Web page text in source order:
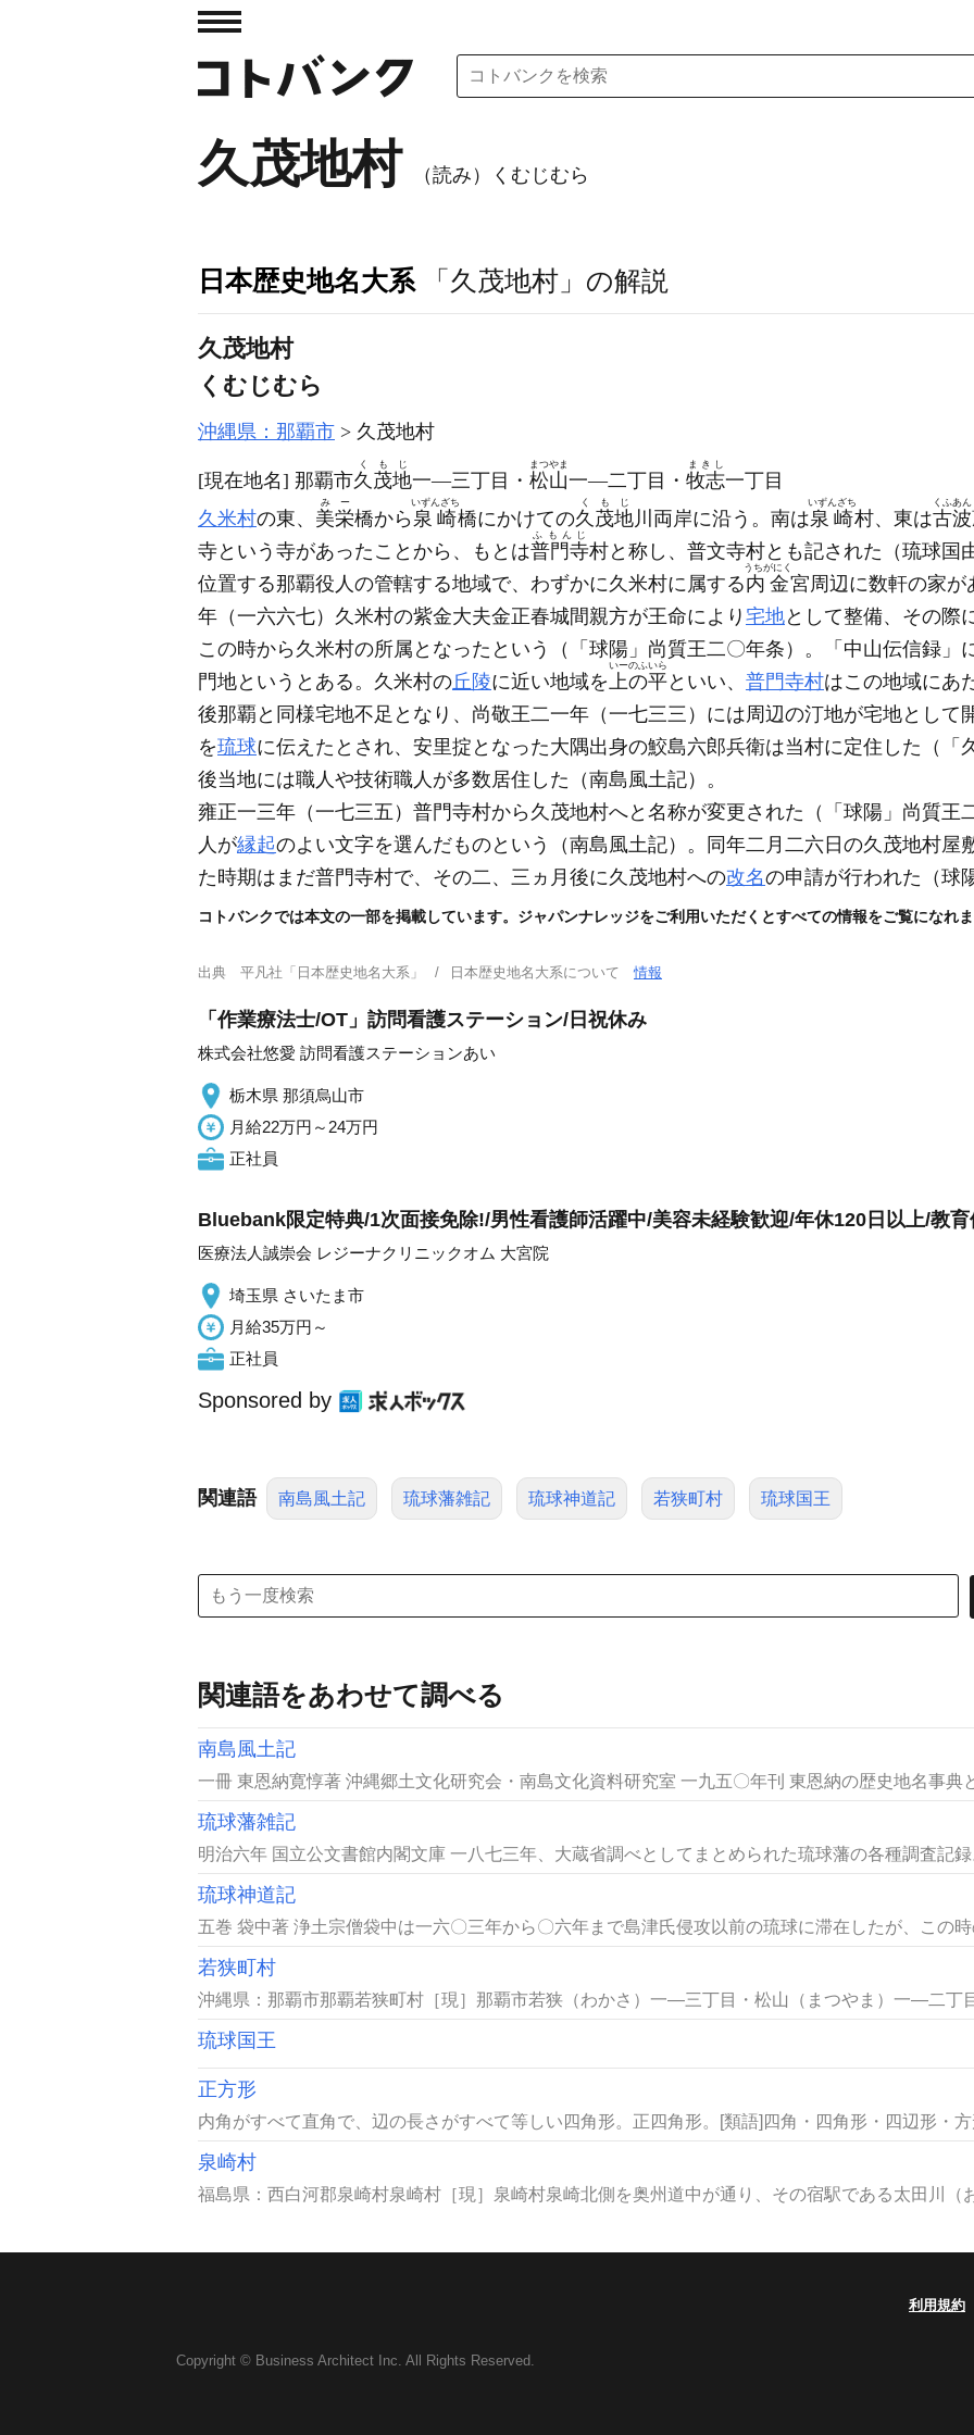
久茂地村 （読み）くむじむら
日本歴史地名大系 「久茂地村」の解説
久茂地村
くむじむら
沖縄県：那覇市 久茂地村
[現在地名] 那覇市久茂地
くもじ
一―三丁目・ 松山
まつやま
一―二丁目・ 牧志
まきし
一丁目
久米村の東、 美栄
みー
橋から 泉崎
いずんざち
橋にかけての久茂地
くもじ
川両岸に沿う。南は泉崎
いずんざち
村、東は古
くふあ
寺という寺があったことから、もとは普門寺
ふもんじ
村と称し、普文寺村とも記された （琉球国
位置する那覇役人の管轄する地域で、わずかに久米村に属する内金
うちがにく
宮周辺に数軒の家
年 （一六六七） 久米村の紫金大夫金正春城間親方が王命により 宅地として整備、その際
この時から久米村の所属となったという
（「球陽」尚質王二〇年条） 。「中山伝信録」
門地というとある。久米村の丘陵に近い地域を上の平
いーのふいら
といい、 普門寺村はこの地域にあ
後那覇と同様宅地不足となり、尚敬王二一年 （一七三三） には周辺の汀地が宅地として
を琉球に伝えたとされ、安里掟となった大隅出身の鮫島六郎兵衛は当村に定住した （
後当地には職人や技術職人が多数居住した （南島風土記） 。
雍正一三年 （一七三五） 普門寺村から久茂地村へと名称が変更された （「球陽」尚質王
人が縁起のよい文字を選んだものという （南島風土記） 。同年二月二六日の久茂地村屋
た時期はまだ普門寺村で、その二、三ヵ月後に久茂地村への改名の申請が行われた （球
コトバンクでは本文の一部を掲載しています。ジャパンナレッジをご利用いただくとすべての情報をご覧になれ
出典 平凡社「日本歴史地名大系」 日本歴史地名大系について情報
「作業療法士/OT」訪問看護ステーション/日祝休み
株式会社悠愛 訪問看護ステーションあい
栃木県 那須烏山市
月給22万円～24万円
正社員
Bluebank限定特典/1次面接免除!/男性看護師活躍中/美容未経験歓迎/年休120日以上/教育
医療法人誠崇会 レジーナクリニックオム 大宮院
埼玉県 さいたま市
月給35万円～
正社員
Sponsored by
関連語 南島風土記 琉球藩雑記 琉球神道記 若狭町村 琉球国王
関連語をあわせて調べる
南島風土記
一冊 東恩納寛惇著 沖縄郷土文化研究会・南島文化資料研究室 一九五〇年刊 東恩納の歴史地名事典
琉球藩雑記
明治六年 国立公文書館内閣文庫 一八七三年、大蔵省調べとしてまとめられた琉球藩の各種調査記
琉球神道記
五巻 袋中著 浄土宗僧袋中は一六〇三年から〇六年まで島津氏侵攻以前の琉球に滞在したが、この
若狭町村
沖縄県：那覇市那覇若狭町村［現］那覇市若狭（わかさ）一―三丁目・松山（まつやま）一―二丁
琉球国王
正方形
内角がすべて直角で、辺の長さがすべて等しい四角形。正四角形。[類語]四角・四角形・四辺形・
泉崎村
福島県：西白河郡泉崎村泉崎村［現］泉崎村泉崎北側を奥州道中が通り、その宿駅である太田川（
利用規約
Copyright © Business Architect Inc. All Rights Reserved.